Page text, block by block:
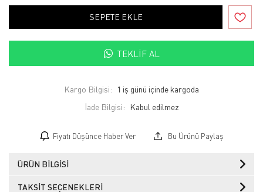
SEPETE EKLE
TEKLIF AL
Kargo Bilgisi:
1 iş günü içinde kargoda
İade Bilgisi:
Fiyatı Düşünce Haber Ver Bu Ürünü Paylaş
ÜRÜN BILGISI
TAKSIT SEÇENEKLERI